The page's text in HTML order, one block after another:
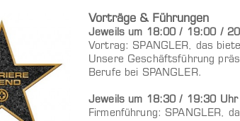
Vorträge & Führungen
Jeweils um 18:00 / 19:00 /
Vortrag: SPANGLER, das
Unsere Geschäftsführung
Berufe bei SPANGLER.
Jeweils um 18:30 / 19:30 Uhr
Firmenführung: SPANGLER,